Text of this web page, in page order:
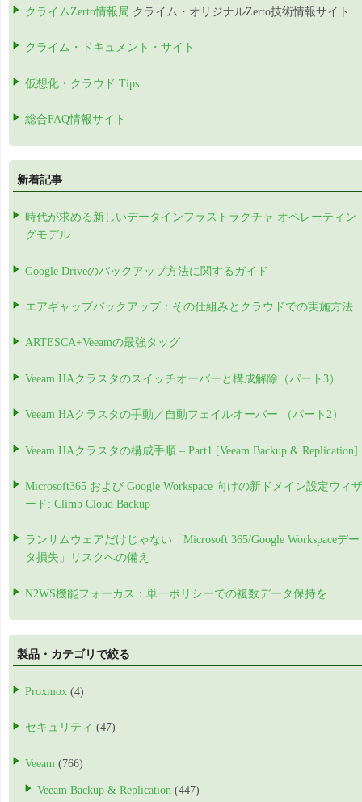
クライムZerto情報局 クライム・オリジナルZerto技術情報サイト
クライム・ドキュメント・サイト
仮想化・クラウド Tips
総合FAQ情報サイト
新着記事
時代が求める新しいデータインフラストラクチャ オペレーティン
グモデル
Google Driveのバックアップ方法に関するガイド
エアギャップバックアップ：その仕組みとクラウドでの実施方法
ARTESCA+Veeamの最強タッグ
Veeam HAクラスタのスイッチオーバーと構成解除（パート3）
Veeam HAクラスタの手動／自動フェイルオーバー （パート2）
Veeam HAクラスタの構成手順 – Part1 [Veeam Backup & Replication]
Microsoft365 および Google Workspace 向けの新ドメイン設定ウィザ
ード: Climb Cloud Backup
ランサムウェアだけじゃない「Microsoft 365/Google Workspaceデー
タ損失」リスクへの備え
N2WS機能フォーカス：単一ポリシーでの複数データ保持を
製品・カテゴリで絞る
Proxmox (4)
セキュリティ (47)
Veeam (766)
Veeam Backup & Replication (447)